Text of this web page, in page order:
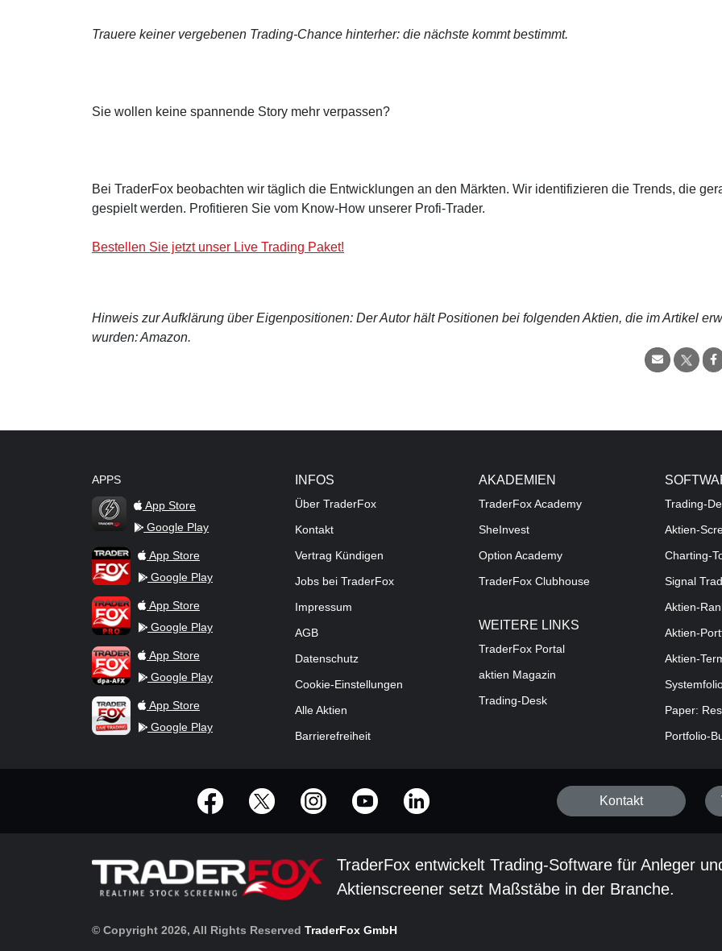
Trauere keiner vergebenen Trading-Chance hinterher: die nächste kommt bestimmt.
Sie wollen keine spannende Story mehr verpassen?
Bei TraderFox beobachten wir täglich die Entwicklungen an den Märkten. Wir identifizieren die Trends, die
gespielt werden. Profitieren Sie vom Know-How unserer Profi-Trader.
Bestellen Sie jetzt unser Live Trading Paket!
Hinweis zur Aufklärung über Eigenpositionen: Der Autor hält Positionen bei folgenden Aktien, die im Artikel
wurden: Amazon.
APPS
TraderFox Flash
App Store
Google Play
TraderFox AppApp Store
Google Play
TraderFox ProApp Store
Google Play
TraderFox dpa-AFX ProFeed
App Store
Google Play
TraderFox Live Trading
App Store
Google Play
INFOS
Über TraderFox
Kontakt
Vertrag Kündigen
Jobs bei TraderFox
Impressum
AGB
Datenschutz
Cookie-Einstellungen
Alle Aktien
Barrierefreiheit
AKADEMIEN
TraderFox Academy
SheInvest
Option Academy
TraderFox Clubhouse
WEITERE LINKS
TraderFox Portal
aktien Magazin
Trading-Desk
Trading-
Aktien-
Charting-
Signal
Aktien-
Aktien-
Aktien-
Paper:
Portfolio-
offizielle Social Media-Accounts
Kontakt
TraderFox entwickelt Trading-Software für Anleger
Aktienscreener setzt Maßstäbe in der Branche.
© Copyright 2026, All Rights Reserved TraderFox GmbH